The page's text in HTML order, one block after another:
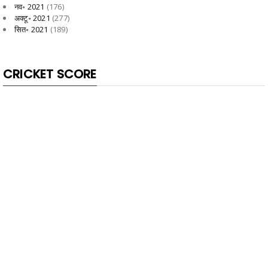
नव॰ 2021 (176)
अक्टू॰ 2021 (277)
सित॰ 2021 (189)
CRICKET SCORE